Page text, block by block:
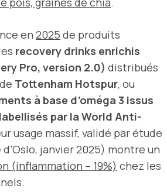
en 2025 de produits
recovery drinks enrichis
Pro, version 2.0) distribués
Tottenham Hotspur, ou
à base d’oméga 3 issus
par la World Anti-
usage massif, validé par étude
janvier 2025) montre un
(inflammation – 19%) chez les